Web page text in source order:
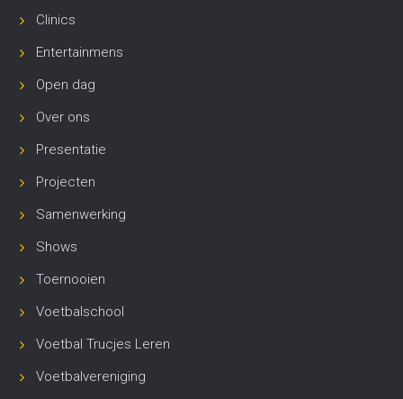
Clinics
Entertainmens
Open dag
Over ons
Presentatie
Projecten
Samenwerking
Shows
Toernooien
Voetbalschool
Voetbal Trucjes Leren
Voetbalvereniging